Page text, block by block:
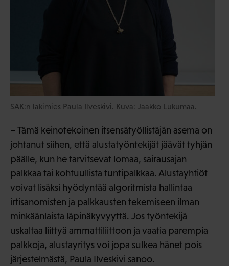
SAK:n lakimies Paula Ilveskivi. Kuva: Jaakko Lukumaa.
– Tämä keinotekoinen itsensätyöllistäjän asema on
johtanut siihen, että alustatyöntekijät jäävät tyhjän
päälle, kun he tarvitsevat lomaa, sairausajan
palkkaa tai kohtuullista tuntipalkkaa. Alustayhtiöt
voivat lisäksi hyödyntää algoritmista hallintaa
irtisanomisten ja palkkausten tekemiseen ilman
minkäänlaista läpinäkyvyyttä. Jos työntekijä
uskaltaa liittyä ammattiliittoon ja vaatia parempia
palkkoja, alustayritys voi jopa sulkea hänet pois
järjestelmästä, Paula Ilveskivi sanoo.